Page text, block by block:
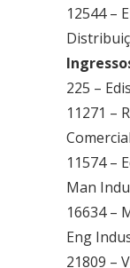
12544 –
225 –
11271 –
Comercial
11574 –
Man
16634 –
Eng
21809 –